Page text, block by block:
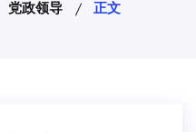
党政领导 正文